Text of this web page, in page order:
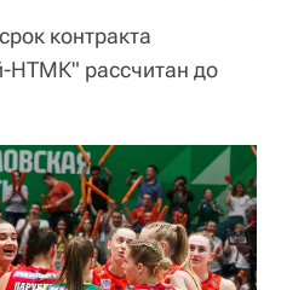
контракта
НТМК" рассчитан до